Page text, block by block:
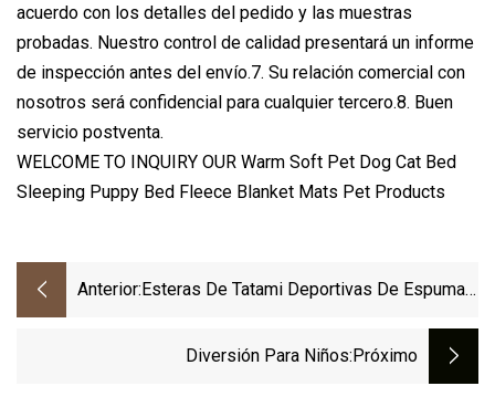
acuerdo con los detalles del pedido y las muestras
probadas. Nuestro control de calidad presentará un informe
de inspección antes del envío.7. Su relación comercial con
nosotros será confidencial para cualquier tercero.8. Buen
servicio postventa.
WELCOME TO INQUIRY OUR Warm Soft Pet Dog Cat Bed
Sleeping Puppy Bed Fleece Blanket Mats Pet Products
Anterior: Esteras De Tatami Deportivas De Espuma
MarcialesDiversión Para Niños:próximo